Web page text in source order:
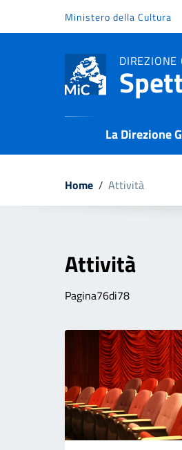
Vai al menu di navigazione
Ministero della Cultura
DIREZIONE
La Direzione
Home / Attività
Attività
Pagina76di78